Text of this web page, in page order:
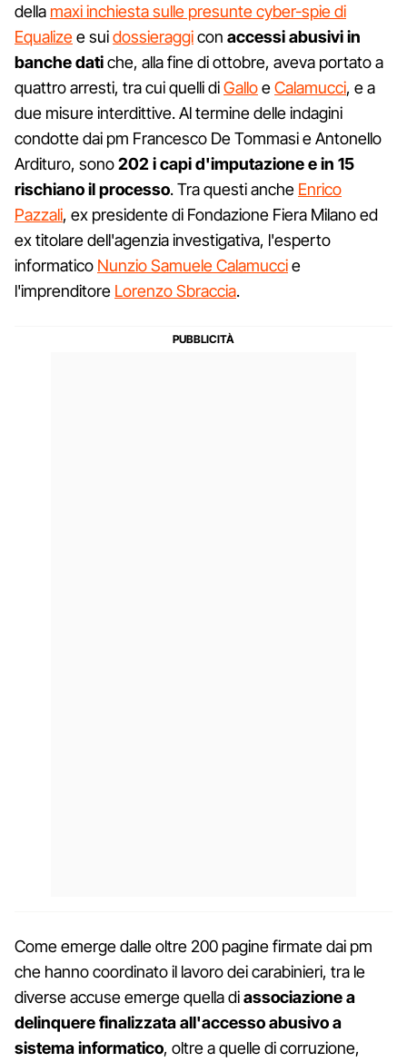
della maxi inchiesta sulle presunte cyber-spie di
Equalizee suidossieraggicon accessi abusivi in
banche datiche, alla fine di ottobre, aveva portato a
quattro arresti, tra cui quelli diGalloeCalamucci, e a
due misure interdittive. Al termine delle indagini
condotte dai pm Francesco De Tommasi e Antonello
Ardituro, sono202 i capi d'imputazione e in 15
rischiano il processo. Tra questi anche Enrico
Pazzali, ex presidente di Fondazione Fiera Milano ed
ex titolare dell'agenzia investigativa, l'esperto
informatico Nunzio Samuele Calamuccie
l'imprenditore Lorenzo Sbraccia.
Come emerge dalle oltre 200 pagine firmate dai pm
che hanno coordinato il lavoro dei carabinieri, tra le
diverse accuse emerge quella diassociazione a
delinquere finalizzata all'accesso abusivo a
sistema informatico, oltre a quelle di corruzione,